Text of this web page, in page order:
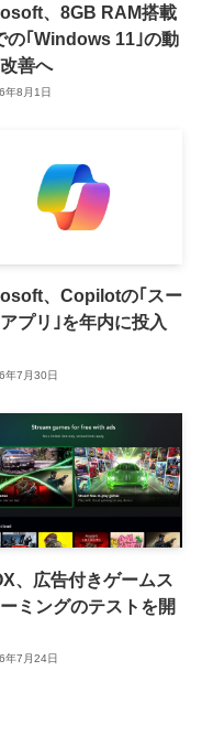
、8GB RAM搭載
の｢Windows 11｣の動
善へ
年8月1日
、Copilotの｢スー
プリ｣を年内に投入
年7月30日
、広告付きゲームス
ーミングのテストを開
年7月24日